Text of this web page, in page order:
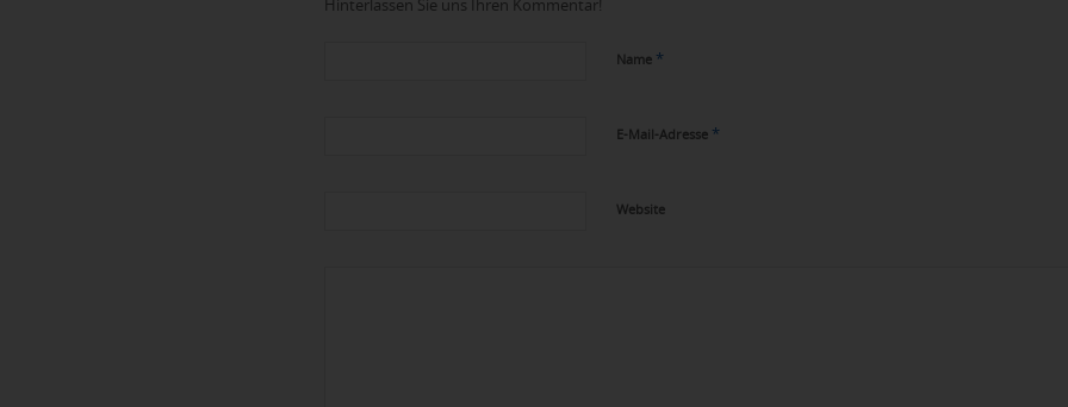
Hinterlassen Sie uns Ihren Kommentar!
Name *
E-Mail-Adresse *
Website